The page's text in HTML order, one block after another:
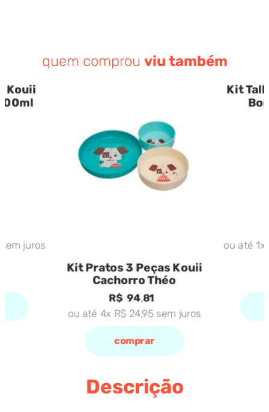
quem comprou viu também
Kouii
juros
Kit Pratos 3 Peças Kouii
Cachorro Théo
R$ 94,81
ou até 4x R$ 24,95sem juros
comprar
Kit
ou até 1x
Descrição